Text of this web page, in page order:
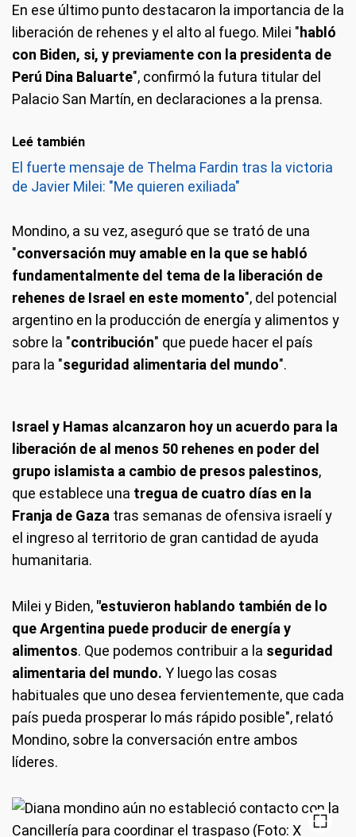
En ese último punto destacaron la importancia de la
liberación de rehenes y el alto al fuego. Milei "habló
con Biden, si, y previamente con la presidenta de
Perú Dina Baluarte", confirmó la futura titular del
Palacio San Martín, en declaraciones a la prensa.
Leé también
El fuerte mensaje de Thelma Fardin tras la victoria
de Javier Milei: "Me quieren exiliada"
Mondino, a su vez, aseguró que se trató de una
"conversación muy amable en la que se habló
fundamentalmente del tema de la liberación de
rehenes de Israel en este momento", del potencial
argentino en la producción de energía y alimentos y
sobre la "contribución" que puede hacer el país
para la "seguridad alimentaria del mundo".
Israel y Hamas alcanzaron hoy un acuerdo para la
liberación de al menos 50 rehenes en poder del
grupo islamista a cambio de presos palestinos,
que establece una tregua de cuatro días en la
Franja de Gaza tras semanas de ofensiva israelí y
el ingreso al territorio de gran cantidad de ayuda
humanitaria.
Milei y Biden, "estuvieron hablando también de lo
que Argentina puede producir de energía y
alimentos. Que podemos contribuir a la seguridad
alimentaria del mundo. Y luego las cosas
habituales que uno desea fervientemente, que cada
país pueda prosperar lo más rápido posible", relató
Mondino, sobre la conversación entre ambos
líderes.